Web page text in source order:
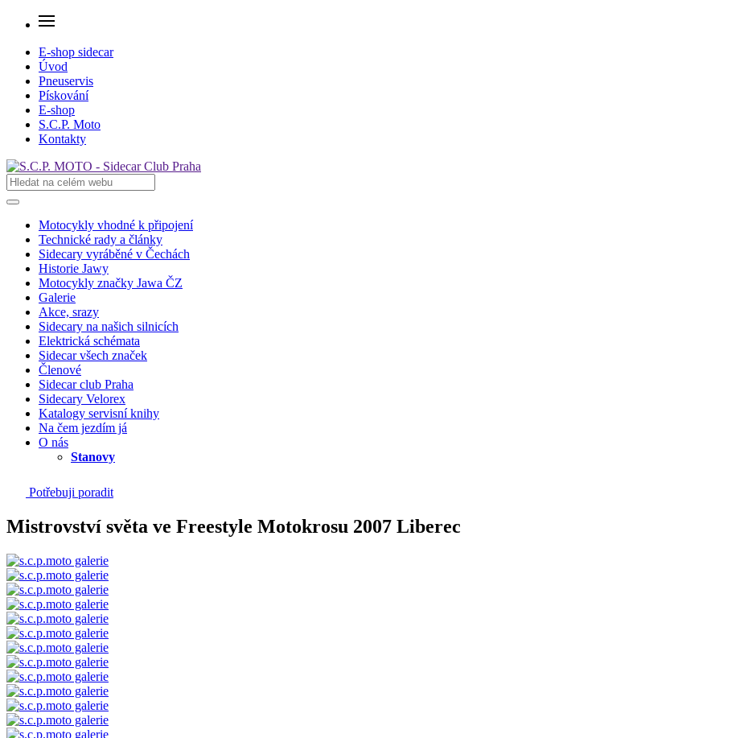
E-shop sidecar
Úvod
Pneuservis
Pískování
E-shop
S.C.P. Moto
Kontakty
Motocykly vhodné k připojení
Technické rady a články
Sidecary vyráběné v Čechách
Historie Jawy
Motocykly značky Jawa ČZ
Galerie
Akce, srazy
Sidecary na našich silnicích
Elektrická schémata
Sidecar všech značek
Členové
Sidecar club Praha
Sidecary Velorex
Katalogy servisní knihy
Na čem jezdím já
O nás
Stanovy
Potřebuji poradit
Mistrovství světa ve Freestyle Motokrosu 2007 Liberec